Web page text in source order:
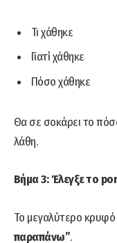
Τι χάθηκε
Γιατί χάθηκε
Πόσο χάθηκε
Θα σε σοκάρει το
λάθη.
Βήμα 3: Έλεγξε το
Το μεγαλύτερο κρυφό
παραπάνω”.